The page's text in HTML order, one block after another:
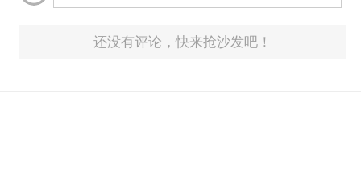
还没有评论，快来抢沙发吧！